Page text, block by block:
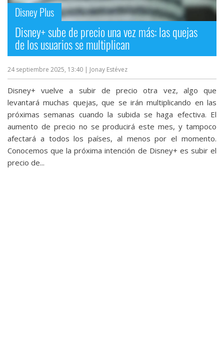
Disney Plus
Disney+ sube de precio una vez más: las quejas
de los usuarios se multiplican
24 septiembre 2025, 13:40 | Jonay Estévez
Disney+ vuelve a subir de precio otra vez, algo que
levantará muchas quejas, que se irán multiplicando en las
próximas semanas cuando la subida se haga efectiva. El
aumento de precio no se producirá este mes, y tampoco
afectará a todos los países, al menos por el momento.
Conocemos que la próxima intención de Disney+ es subir el
precio de...